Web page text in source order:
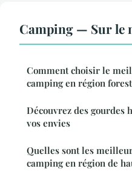
Camping — Sur le
Comment choisir le
camping en région
Découvrez des gourdes
vos envies
Quelles sont les
camping en région de